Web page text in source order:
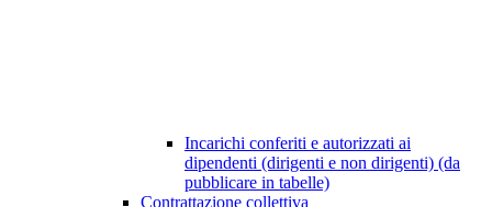
Incarichi conferiti e autorizzati ai
dipendenti (dirigenti e non dirigenti) (da
pubblicare in tabelle)
Contrattazione collettiva